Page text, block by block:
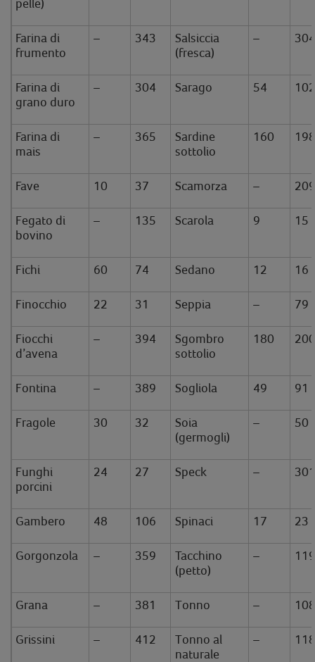
pelle)
Farina di
frumento
– 343
Salsiccia
(fresca)
–
Farina di
grano duro
– 304 Sarago 54
Farina di
mais
– 365
Sardine
sottolio
160
Fave 10 37 Scamorza –
Fegato di
bovino
– 135 Scarola 9 15
Fichi 60 74 Sedano 12 16
Finocchio 22 31 Seppia – 79
Fiocchi
d’avena
– 394
Sgombro
sottolio
180
Fontina – 389 Sogliola 49 91
Fragole 30 32
Soia
(germogli)
– 50
Funghi
porcini
24 27 Speck –
Gambero 48 106 Spinaci 17 23
Gorgonzola – 359
Tacchino
(petto)
–
Grana – 381 Tonno –
Grissini – 412
Tonno al
naturale
–